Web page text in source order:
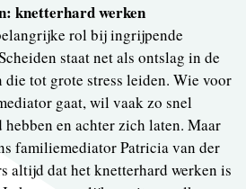
knetterhard werken
rol bij ingrijpende
staat net als ontslag in de
tot grote stress leiden. Wie voor
gaat, wil vaak zo snel
en achter zich laten. Maar
familiemediator Patricia van der
altijd dat het knetterhard werken is